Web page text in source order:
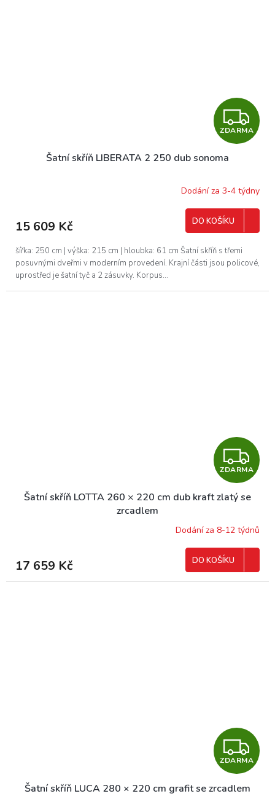
Z
D
R
ZDARMA
Šatní skříň LIBERATA 2 250 dub sonoma
Dodání za 3-4 týdny
15 609 Kč DO KOŠÍKU
šířka: 250 cm | výška: 215 cm | hloubka: 61 cm Šatní skříň s třemi
posuvnými dveřmi v moderním provedení. Krajní části jsou policové,
uprostřed je šatní tyč a 2 zásuvky. Korpus...
Z
D
A
R
A
ZDARMA
Šatní skříň LOTTA 260 × 220 cm dub kraft zlatý se
zrcadlem
Dodání za 8-12 týdnů
17 659 Kč DO KOŠÍKU
Z
D
A
ZDARMA
Šatní skříň LUCA 280 × 220 cm grafit se zrcadlem